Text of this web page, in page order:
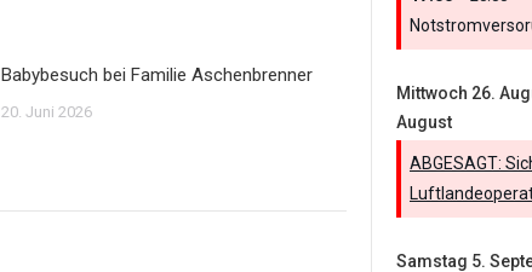
Babybesuch bei Familie Aschenbrenner
20. Juni 2026
Mittwoch 26.
August
ABGESAGT:
Samstag 5.